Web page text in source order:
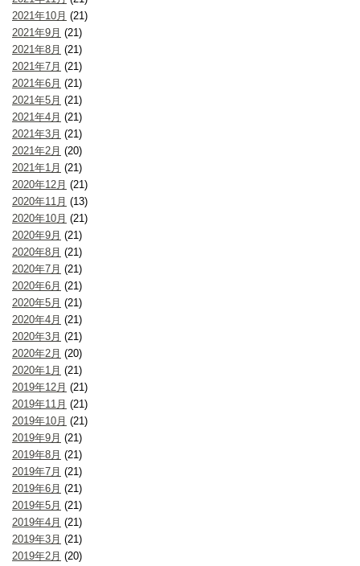
2021年10月 (21)
2021年9月 (21)
2021年8月 (21)
2021年7月 (21)
2021年6月 (21)
2021年5月 (21)
2021年4月 (21)
2021年3月 (21)
2021年2月 (20)
2021年1月 (21)
2020年12月 (21)
2020年11月 (13)
2020年10月 (21)
2020年9月 (21)
2020年8月 (21)
2020年7月 (21)
2020年6月 (21)
2020年5月 (21)
2020年4月 (21)
2020年3月 (21)
2020年2月 (20)
2020年1月 (21)
2019年12月 (21)
2019年11月 (21)
2019年10月 (21)
2019年9月 (21)
2019年8月 (21)
2019年7月 (21)
2019年6月 (21)
2019年5月 (21)
2019年4月 (21)
2019年3月 (21)
2019年2月 (20)